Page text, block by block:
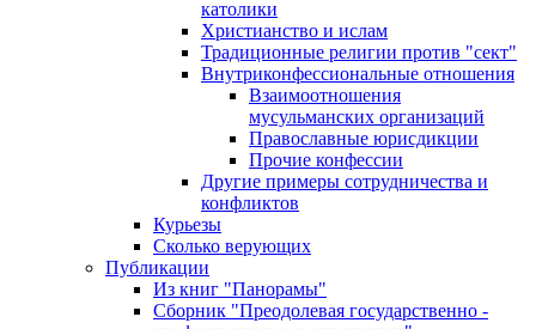
католики
Христианство и ислам
Традиционные религии против "сект"
Внутриконфессиональные отношения
Взаимоотношения
мусульманских организаций
Православные юрисдикции
Прочие конфессии
Другие примеры сотрудничества и
конфликтов
Курьезы
Сколько верующих
Публикации
Из книг "Панорамы"
Сборник "Преодолевая государственно -